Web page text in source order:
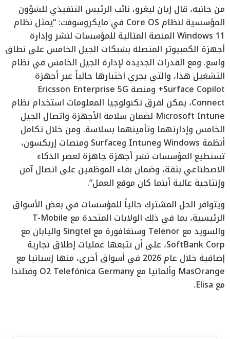
من جانبه، قال إيان ليغرو، نائب الرئيس التنفيذي للشؤون
المؤسسية لنظام Core OS في مايكروسوفت: “يمثل نظام
Windows 11 المنصة المثالية للمؤسسات لنشر وإدارة
أجهزة الكمبيوتر المتصلة بشبكات الجيل الخامس على نطاق
واسع. ومع القدرات الجديدة لإدارة الجيل الخامس في نظام
التشغيل هذا، والتي يجري اختبارها حالياً عبر أجهزة
Surface Copilot+ ومنصة Ericsson Enterprise 5G
Connect، يمكن لفرق تكنولوجيا المعلومات استخدام نظام
Microsoft Intune لضمان سلامة الأجهزة واتصال الجيل
الخامس وإدارتهما وتأمينهما بسلاسة. ومن خلال تكامل
أنظمة Windows وIntune وSurface ومنصات إريكسون،
تستطيع المؤسسات نشر أجهزة جاهزة لعصر الذكاء
الاصطناعي بثقة، وضمان بقاء الموظفين على اتصال آمن
وإنتاجية عالية أينما كان موقع العمل”.
ويتوافر الحل المشترك حالياً للمؤسسات في بعض الأسواق
الرئيسية، بما في ذلك الولايات المتحدة مع T-Mobile
والسويد مع Telenor وسنغافورة مع Singtel واليابان مع
SoftBank Corp، على أن تتبعها عمليات إطلاق تجارية
إضافية خلال عام 2026 في أسواق أخرى، منها إسبانيا مع
MasOrange وألمانيا مع O2 Telefónica Germany وفنلندا
مع Elisa.